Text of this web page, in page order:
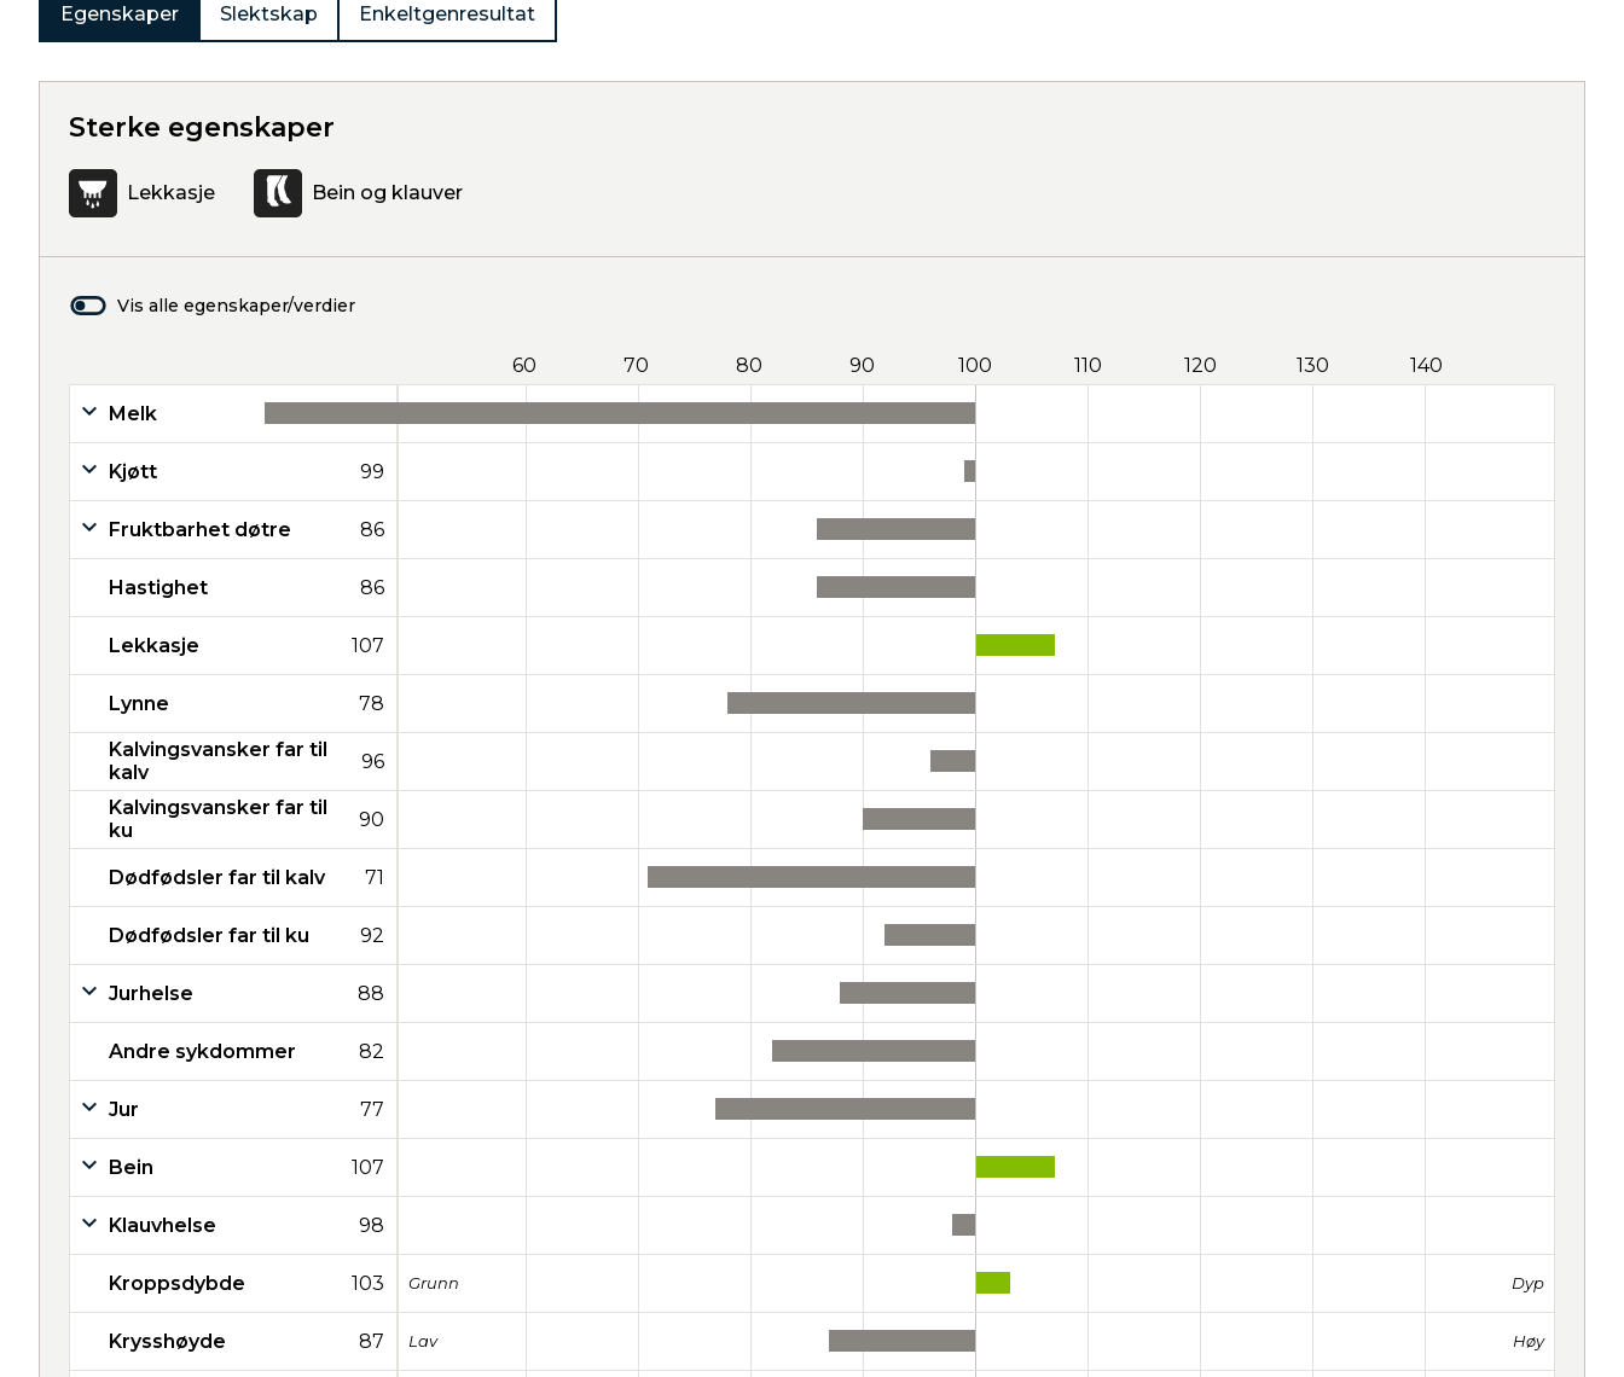
Egenskaper Slektskap Enkeltgenresultat
Sterke egenskaper
Lekkasje Bein og klauver
Vis alle egenskaper/verdier
60 70 80 90 100 110 120 130 140
Melk
Kjøtt 99
Fruktbarhet døtre 86
Hastighet 86
Lekkasje 107
Lynne 78
Kalvingsvansker far til
kalv
96
Kalvingsvansker far til
ku
90
Dødfødsler far til kalv 71
Dødfødsler far til ku 92
Jurhelse 88
Andre sykdommer 82
Jur 77
Bein 107
Klauvhelse 98
Kroppsdybde 103 Grunn Dyp
Krysshøyde 87 Lav Høy